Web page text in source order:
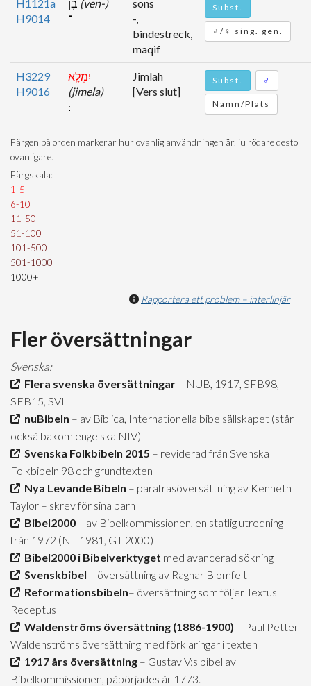
H1121a
H9014
(ven-)
־
sons
-,
bindestreck,
maqif
Subst.
♂/♀ sing. gen.
H3229
H9016
יִמְלָֽא
(jimela)
Jimlah
[Vers slut]
Subst. ♂
Namn/Plats
Färgen på orden markerar hur ovanlig användningen är, ju rödare desto
ovanligare.
Färgskala:
1-5
6-10
11-50
51-100
101-500
501-1000
1000+
Rapportera ett problem – interlinjär
Fler översättningar
Svenska:
Flera svenska översättningar – NUB, 1917, SFB98,
SFB15, SVL
nuBibeln – av Biblica, Internationella bibelsällskapet (står
också bakom engelska NIV)
Svenska Folkbibeln 2015 – reviderad från Svenska
Folkbibeln 98 och grundtexten
Nya Levande Bibeln – parafrasöversättning av Kenneth
Taylor – skrev för sina barn
Bibel2000 – av Bibelkommissionen, en statlig utredning
från 1972 (NT 1981, GT 2000)
Bibel2000 i Bibelverktyget med avancerad sökning
Svenskbibel – översättning av Ragnar Blomfelt
Reformationsbibeln– översättning som följer Textus
Receptus
Waldenströms översättning (1886-1900) – Paul Petter
Waldenströms översättning med förklaringar i texten
1917 års översättning – Gustav V:s bibel av
Bibelkommissionen, påbörjades år 1773.